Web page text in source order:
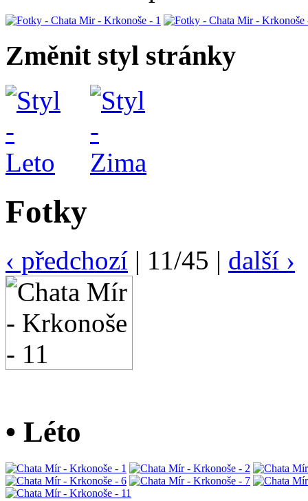
Změnit styl stránky
Fotky
‹ předchozí | 11/45 | další ›
• Léto